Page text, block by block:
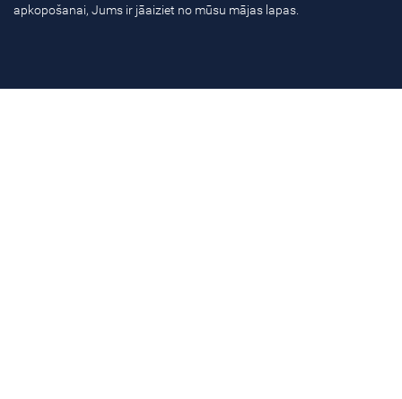
apkopošanai, Jums ir jāaiziet no mūsu mājas lapas.